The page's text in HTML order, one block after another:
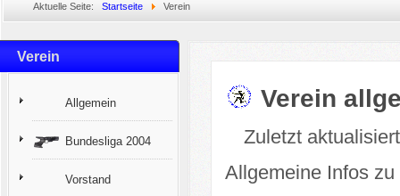
Aktuelle Seite: Startseite Verein
Verein
Allgemein
Bundesliga 2004
Vorstand
Verein
Zuletzt
Allgemeine Infos